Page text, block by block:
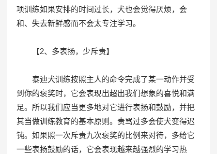
项训练如果安排的时间过长，犬也会觉得厌烦，会
和、失去新鲜感而不会太专注学习。
【2、多表扬，少斥责】
泰迪犬训练按照主人的命令完成了某一动作并受
到你的褒奖时，它会表现出超出我们想象的喜悦和满
足。所以我们应当更多地对它进行表扬和鼓励，并把
其当做训练教育的基本原则。责骂过多会使犬变得迟
钝。如果照一次斥责九次褒奖的比例来对待，多给它
一些表扬鼓励的话，它会表现越来越强烈的学习热